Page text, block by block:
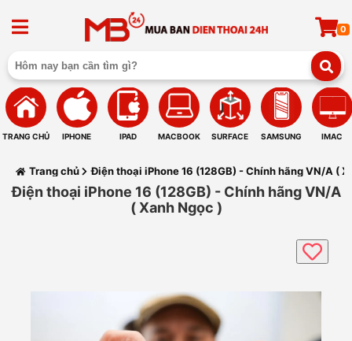
0
TRANG CHỦ IPHONE IPAD MACBOOK SURFACE SAMSUNG IMAC
Trang chủ Điện thoại iPhone 16 (128GB) - Chính hãng VN/A (
Điện thoại iPhone 16 (128GB) - Chính hãng VN/A
( Xanh Ngọc )